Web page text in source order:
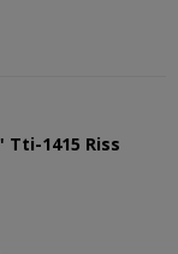
Tti-1415 Riss